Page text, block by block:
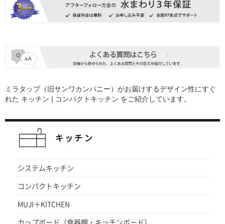
ミラタップ（旧サンワカンパニー）がお届けするデザイン性にすぐ
れた キッチン | コンパクトキッチン をご紹介しています。
キッチン
システムキッチン
コンパクトキッチン
MUJI＋KITCHEN